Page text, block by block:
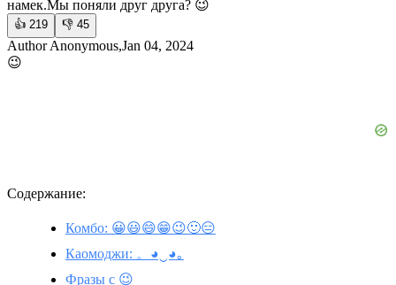
намек.Мы поняли друг друга? 😉
👍 219 👎 45
Author Anonymous,Jan 04, 2024
😉
Содержание:
Комбо: 😀😃😄😁😉🙂😑
Каомоджи: 。◕‿◕｡
Фразы с 😉